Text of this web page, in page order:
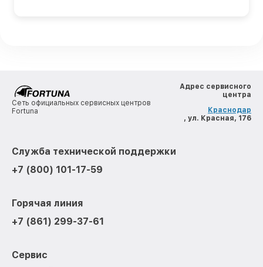
Сеть официальных сервисных центров
Fortuna
Адрес сервисного
центра
Краснодар
, ул. Красная, 176
Служба технической поддержки
+7 (800) 101-17-59
Горячая линия
+7 (861) 299-37-61
Сервис